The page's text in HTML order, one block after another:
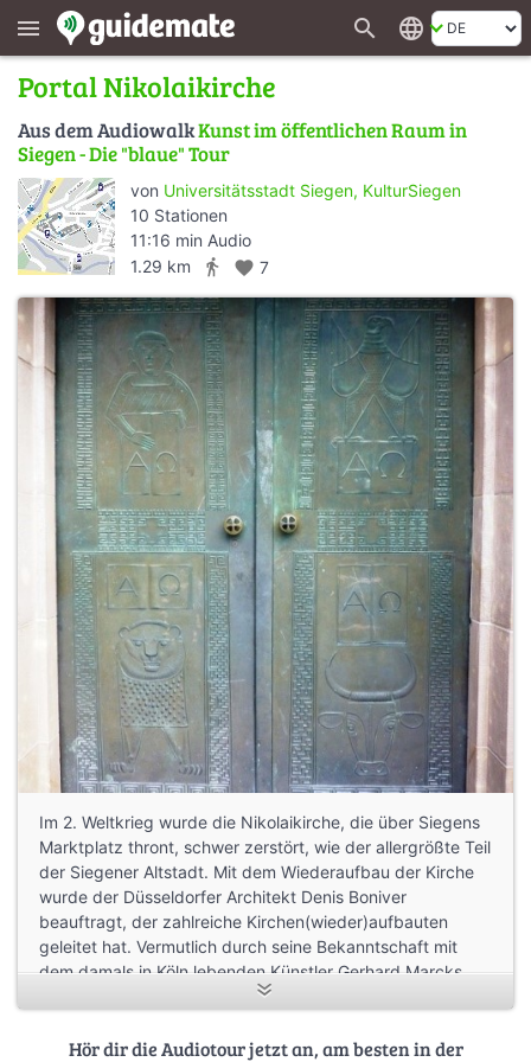
menu search language
Portal Nikolaikirche
Aus dem AudiowalkKunst im öffentlichen Raum in
Siegen - Die "blaue" Tour
von Universitätsstadt Siegen, KulturSiegen
10 Stationen
11:16 min Audio
1.29 km
directions_walk favorite 7
Im 2. Weltkrieg wurde die Nikolaikirche, die über Siegens
Marktplatz thront, schwer zerstört, wie der allergrößte Teil
der Siegener Altstadt. Mit dem Wiederaufbau der Kirche
wurde der Düsseldorfer Architekt Denis Boniver
beauftragt, der zahlreiche Kirchen(wieder)aufbauten
geleitet hat. Vermutlich durch seine Bekanntschaft mit
dem damals in Köln lebenden Künstler Gerhard Marcks
ging der Auftrag für das neue Hauptportal an diesen
Symbole der vier Evangelisten als uralten und gleichzeitig
Hör dir die Audiotour jetzt an, am besten in der